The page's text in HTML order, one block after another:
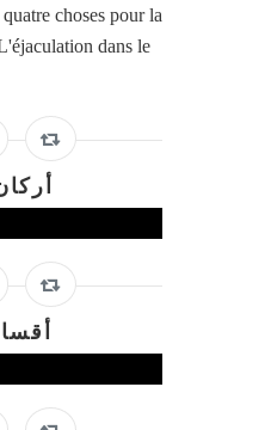
choses pour la
dans le